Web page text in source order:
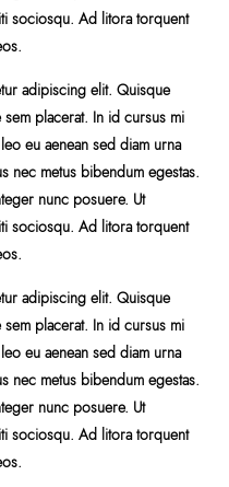
sociosqu. Ad litora torquent
adipiscing elit. Quisque
placerat. In id cursus mi
eu aenean sed diam urna
nec metus bibendum egestas.
nunc posuere. Ut
sociosqu. Ad litora torquent
adipiscing elit. Quisque
placerat. In id cursus mi
eu aenean sed diam urna
nec metus bibendum egestas.
nunc posuere. Ut
sociosqu. Ad litora torquent